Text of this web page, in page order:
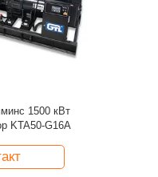
20KVA 30KVA